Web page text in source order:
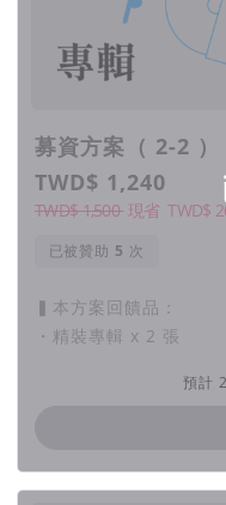
一日課程
課程大綱
1、古箏構造
3、單指指法：托、抹、
4、古箏認音rap
募資方案（ 2-2
TWD$ 1,240
TWD$ 1,500 現省 TWD$
已被贊助 次
▍本方案回饋品：
・精裝專輯 x 2 張
預計